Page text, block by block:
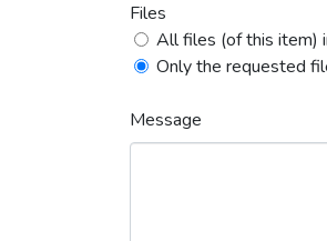
Files
All files (of this item)
Only the requested
Message